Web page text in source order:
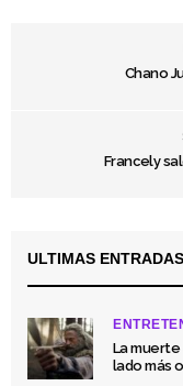
Chano
Francely
ULTIMAS ENTRADAS
La muerte
lado más